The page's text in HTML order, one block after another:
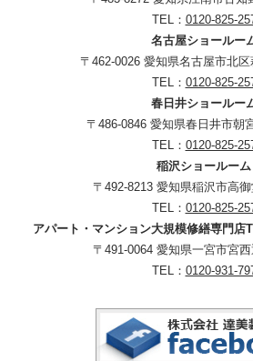
TEL： 0120-825-
名古屋ショールー
〒462-0026 愛知県名古屋市北
TEL： 0120-825-
春日井ショールー
〒486-0846 愛知県春日井市朝
TEL： 0120-825-
稲沢ショールーム
〒492-8213 愛知県稲沢市高
TEL： 0120-825-
アパート・マンション大規模修繕専門店
〒491-0064 愛知県一宮市宮西
TEL： 0120-931-